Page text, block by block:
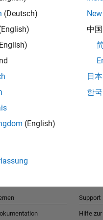
Erhalten Sie
und
(Deutsch)
(English)
中国
日本
한국
Support
Hilfe